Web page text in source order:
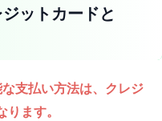
ットカードと
支払い方法は、クレジ
ます。